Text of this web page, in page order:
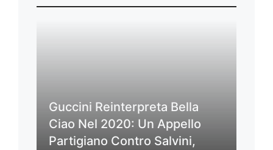
Guccini Reinterpreta Bella
Ciao Nel 2020: Un Appello
Partigiano Contro Salvini,